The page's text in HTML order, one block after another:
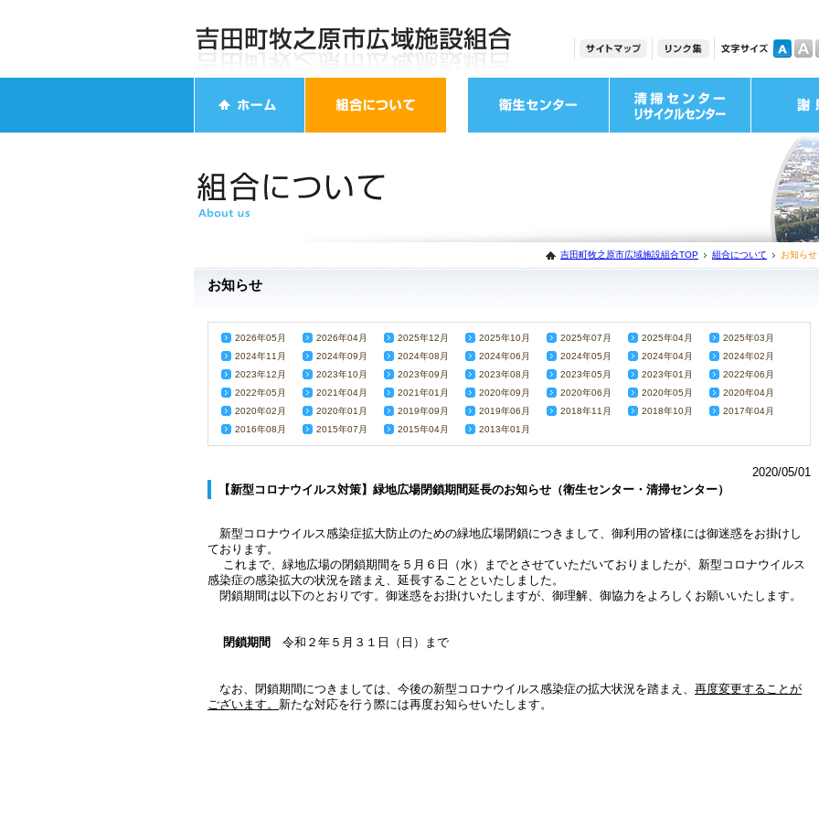
吉田町牧之原市広域施設組合TOP 組合について お知らせ
お知らせ
2026年05月 2026年04月 2025年12月 2025年10月 2025年07月 2025年04月
2025年03月
2024年11月
2024年09月 2024年08月 2024年06月 2024年05月 2024年04月
2024年02月
2023年12月
2023年10月 2023年09月 2023年08月 2023年05月 2023年01月
2022年06月
2022年05月
2021年04月 2021年01月 2020年09月 2020年06月 2020年05月
2020年04月
2020年02月
2020年01月 2019年09月 2019年06月 2018年11月 2018年10月
2017年04月
2016年08月
2015年07月 2015年04月 2013年01月
2020/05/01
【新型コロナウイルス対策】緑地広場閉鎖期間延長のお知らせ（衛生センター・清掃センター）
新型コロナウイルス感染症拡大防止のための緑地広場閉鎖につきまして、御利用の皆様には御迷惑をお掛けし
ております。
これまで、緑地広場の閉鎖期間を５月６日（水）までとさせていただいておりましたが、新型コロナウイルス
感染症の感染拡大の状況を踏まえ、延長することといたしました。
閉鎖期間は以下のとおりです。御迷惑をお掛けいたしますが、御理解、御協力をよろしくお願いいたします。
閉鎖期間 令和２年５月３１日（日）まで
なお、閉鎖期間につきましては、今後の新型コロナウイルス感染症の拡大状況を踏まえ、 再度変更することが
ございます。 新たな対応を行う際には再度お知らせいたします。